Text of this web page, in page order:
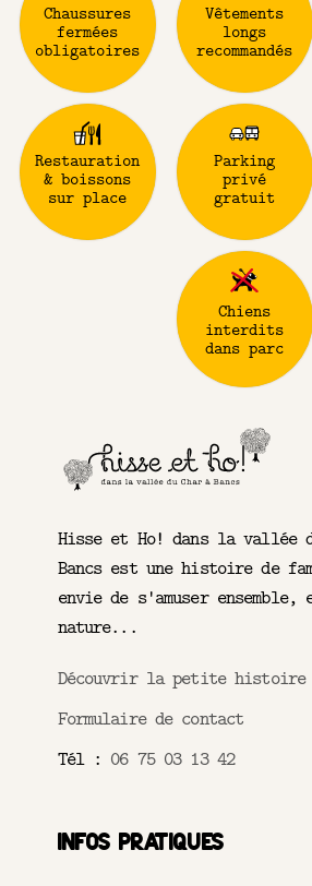
Chaussures
fermées
obligatoires
Vêtements
longs
recommandés
Restauration
& boissons
sur place
Parking
privé
gratuit
Chiens
interdits
dans parc
Hisse et Ho! dans la vallée
Bancs est une histoire de
envie de s'amuser ensemble,
nature...
Découvrir la petite histoire
Formulaire de contact
Tél : 06 75 03 13 42
Infos pratiques